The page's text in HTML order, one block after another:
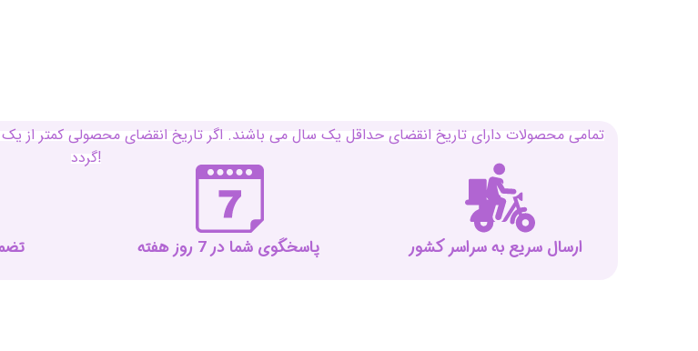
تمامی محصولات دارای تاریخ انقضای حداقل یک سال می باشند. اگر تاریخ انقضای محصولی کمتر
گردد!
پاسخگوی شما در 7 روز هفته ارسال سریع به سراسر کشور